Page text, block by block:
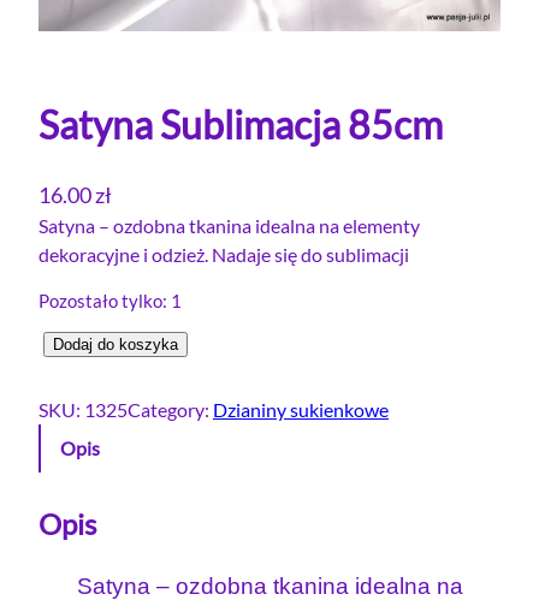
Satyna Sublimacja 85cm
16.00zł
Satyna – ozdobna tkanina idealna na elementy
dekoracyjne i odzież. Nadaje się do sublimacji
Pozostało tylko: 1
o
ś
a
Dodaj do koszyka
SKU: 1325Category: Dzianiny sukienkowe
Opis
Opis
Satyna – ozdobna tkanina idealna na